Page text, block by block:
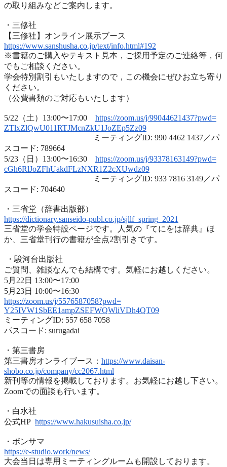
の取り組みなどご案内します。
・三修社
【三修社】オンライン展示ブース
https://www.sanshusha.co.jp/text/info.html#192
※書籍のご購入やテキスト見本，ご採用予定のご連絡等， 何
でもご相談ください。
学会特別割引もいたしますので， この機会にぜひお立ち寄り
ください。
（公費書類のご対応もいたします）
5/22（土）13:00〜17:00 https://zoom.us/j/99044621437?pwd=
ZTlxZlQwU011RTJMcnZkU1JoZEp5Zz09
ミーティングID: 990 4462 1437／パ
スコード: 789664
5/23（日）13:00〜16:30 https://zoom.us/j/93378163149?pwd=
cGh6RlJoZFhUakdFLzNXR1Z2cXUwdz09
ミーティングID: 933 7816 3149／パ
スコード: 704640
・三省堂（辞書出版部）
https://dictionary.sanseido-publ.co.jp/sjllf_spring_2021
三省堂の学会特設ページです。人気の『てにをは辞典』ほ
か、 三省堂刊行の書籍が全点2割引きです。
・駿河台出版社
ご質問、雑談なんでも結構です。気軽にお越しください。
5月22日 13:00〜17:00
5月23日 10:00〜16:30
https://zoom.us/j/5576587058?pwd=
Y25IVW1SbEE1ampZSEFWQWliVDh4QT09
ミーティングID: 557 658 7058
パスコード: surugadai
・第三書房
第三書房オンライブース： https://www.daisan-
shobo.co.jp/company/cc2067.html
新刊等の情報を掲載しております。お気軽にお越し下さい。
Zoomでの面談も行います。
・白水社
公式HP https://www.hakusuisha.co.jp/
・ボンサマ
https://e-studio.work/news/
大会当日は専用ミーティングルームも開設しております。